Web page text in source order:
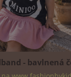
- bavlnená